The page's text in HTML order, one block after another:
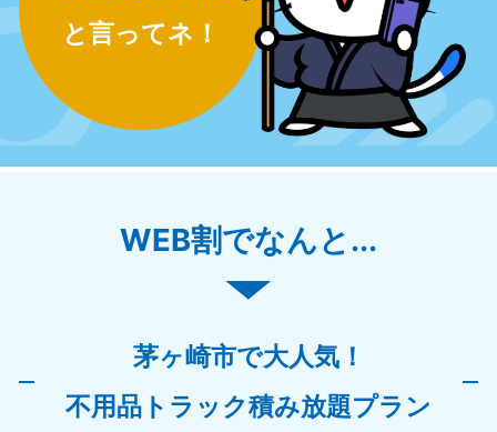
と言ってネ！
WEB割でなんと...
茅ヶ崎市で大人気！
不用品トラック積み放題プラン